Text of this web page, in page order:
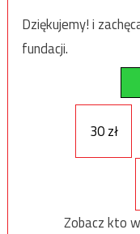
Dziękujemy! i
fundacji.
30 zł
Zobacz kto